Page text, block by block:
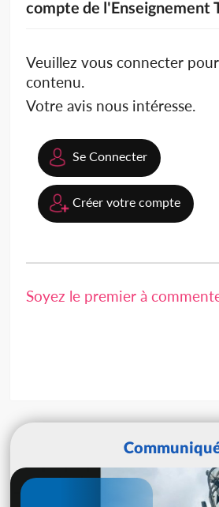
compte de l'Enseignement
Veuillez vous connecter
contenu.
Votre avis nous intéresse.
Se Connecter
Créer votre compte
Soyez le premier à